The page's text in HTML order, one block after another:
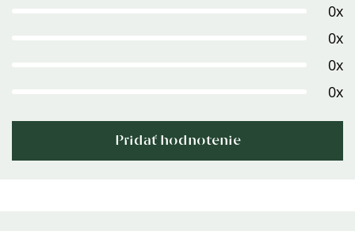
0x
0x
0x
0x
Pridať hodnotenie